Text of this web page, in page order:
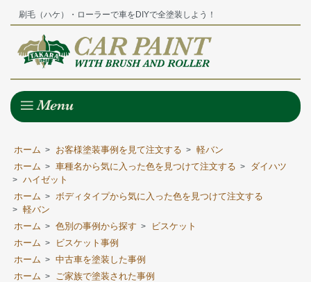
刷毛（ハケ）・ローラーで車をDIYで全塗装しよう！
ホーム > お客様塗装事例を見て注文する > 軽バン
ホーム > 車種名から気に入った色を見つけて注文する > ダイハツ
> ハイゼット
ホーム > ボディタイプから気に入った色を見つけて注文する
> 軽バン
ホーム > 色別の事例から探す >
ビスケット
ホーム >
ビスケット事例
ホーム > 中古車を塗装した事例
ホーム >
ご家族で塗装された事例